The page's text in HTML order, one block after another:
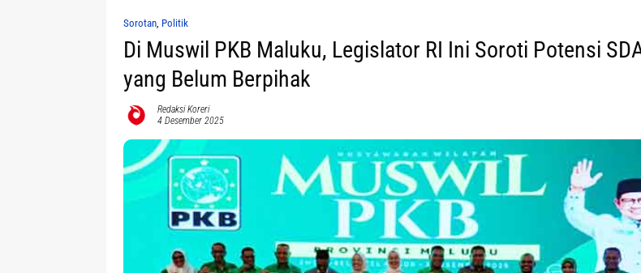
Sorotan Politik
Di Muswil PKB Maluku, Legislator RI Ini Soroti Potensi
yang Belum Berpihak
Redaksi Koreri
4 Desember 2025